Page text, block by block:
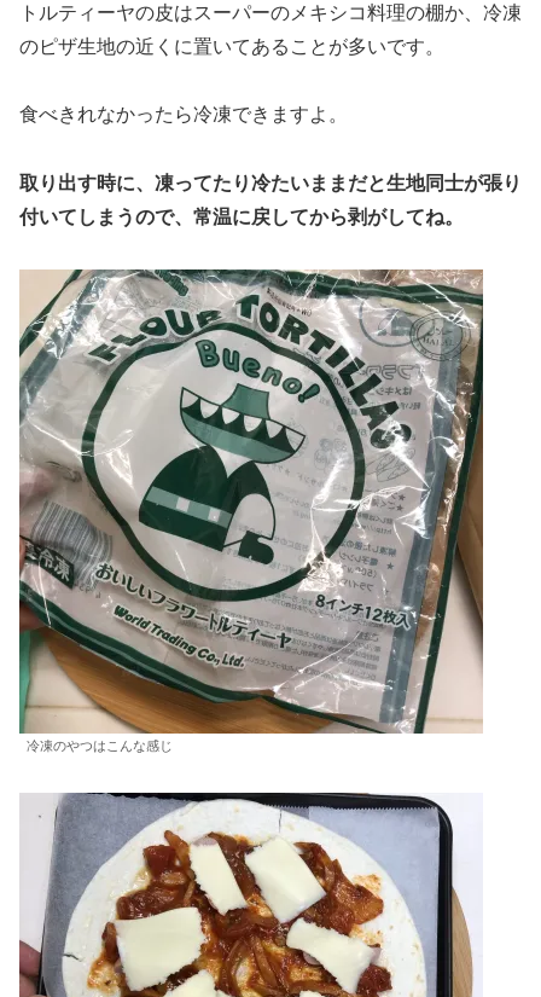
トルティーヤの皮はスーパーのメキシコ料理の棚か、冷凍
のピザ生地の近くに置いてあることが多いです。
食べきれなかったら冷凍できますよ。
取り出す時に、凍ってたり冷たいままだと生地同士が張り
付いてしまうので、常温に戻してから剥がしてね。
冷凍のやつはこんな感じ